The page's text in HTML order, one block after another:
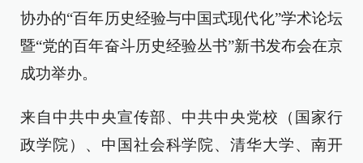
协办的“百年历史经验与中国式现代化”学术论坛
暨“党的百年奋斗历史经验丛书”新书发布会在京
成功举办。
来自中共中央宣传部、中共中央党校（国家行
政学院）、中国社会科学院、清华大学、南开